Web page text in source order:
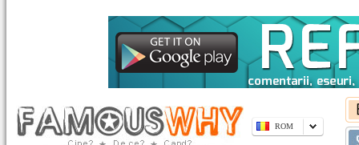
ROM